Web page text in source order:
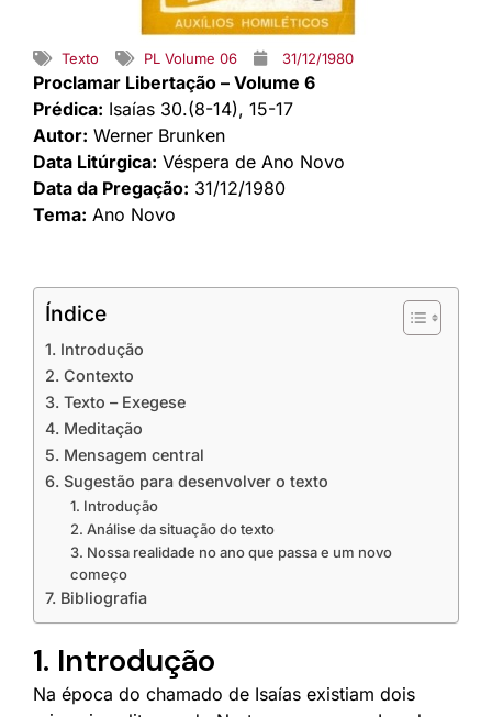
Texto PL Volume 06 31/12/1980
Proclamar Libertação – Volume 6
Prédica: Isaías 30.(8-14), 15-17
Autor: Werner Brunken
Data Litúrgica: Véspera de Ano Novo
Data da Pregação: 31/12/1980
Tema: Ano Novo
Índice
1. Introdução
2. Contexto
3. Texto – Exegese
4. Meditação
5. Mensagem central
6. Sugestão para desenvolver o texto
1. Introdução
2. Análise da situação do texto
3. Nossa realidade no ano que passa e um novo
começo
7. Bibliografia
1. Introdução
Na época do chamado de Isaías existiam dois